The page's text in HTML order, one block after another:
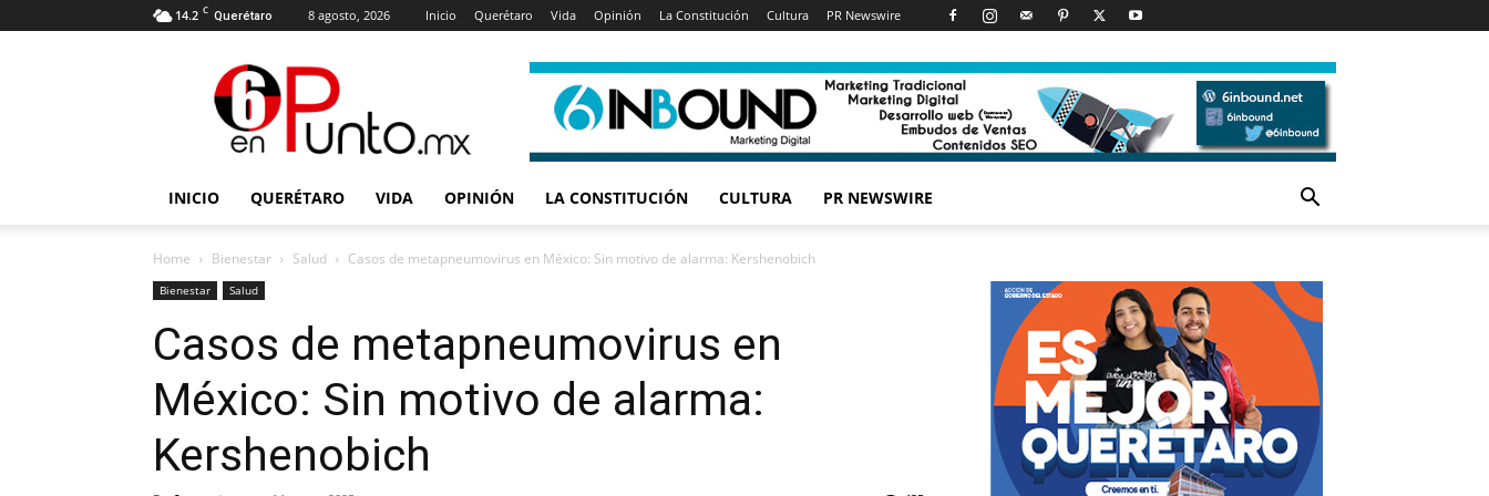
14.2 C Querétaro 8 agosto, 2026 Inicio Querétaro Vida Opinión La Constitución Cultura PR Newswire
punto
INICIO QUERÉTARO VIDA OPINIÓN LA CONSTITUCIÓN CULTURA PR NEWSWIRE
Home Bienestar Salud Casos de metapneumovirus en México: Sin motivo de alarma: Kershenobich
Bienestar Salud
Casos de metapneumovirus en
México: Sin motivo de alarma:
Kershenobich